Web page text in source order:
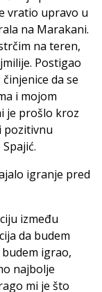
vratio upravo u
na Marakani.
na teren,
Postigao
da se
i mojom
je prošlo kroz
pozitivnu
igranje pred
između
da budem
igrao,
najbolje
mi je što